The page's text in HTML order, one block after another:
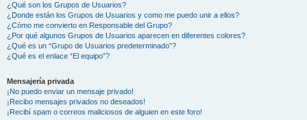
¿Qué son los Grupos de Usuarios?
¿Donde están los Grupos de Usuarios y como me puedo unir a ellos?
¿Cómo me convierto en Responsable del Grupo?
¿Por qué algunos Grupos de Usuarios aparecen en diferentes colores?
¿Qué es un “Grupo de Usuarios predeterminado”?
¿Qué es el enlace “El equipo”?
Mensajería privada
¡No puedo enviar un mensaje privado!
¡Recibo mensajes privados no deseados!
¡Recibí spam o correos maliciosos de alguien en este foro!